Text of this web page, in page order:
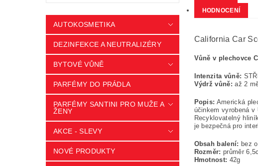
AUTOKOSMETIKA
DEZINFEKCE A NEUTRALIZÉRY
BYTOVÉ VŮNĚ
PARFÉMY DO PRÁDLA
PARFÉMY SANTINI PRO MUŽE A
ŽENY
AKCE - SLEVY
NOVÉ PRODUKTY
HODNOCENÍ
California Car
Vůně v plechovce
Intenzita vůně:
Výdrž vůně: až 2
Popis: Americká
účinkem vyrobená
Recyklovatelný
je bezpečná pro
Obsah balení: bez
Rozměr: průměr
Hmotnost: 42g